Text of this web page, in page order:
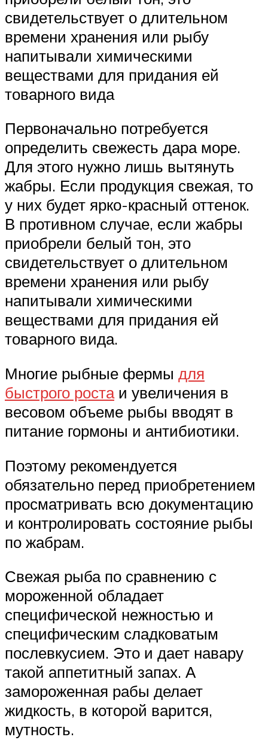
свидетельствует о длительном
времени хранения или рыбу
напитывали химическими
веществами для придания ей
товарного вида
Первоначально потребуется
определить свежесть дара море.
Для этого нужно лишь вытянуть
жабры. Если продукция свежая, то
у них будет ярко-красный оттенок.
В противном случае, если жабры
приобрели белый тон, это
свидетельствует о длительном
времени хранения или рыбу
напитывали химическими
веществами для придания ей
товарного вида.
Многие рыбные фермы для
быстрого ростаи увеличения в
весовом объеме рыбы вводят в
питание гормоны и антибиотики.
Поэтому рекомендуется
обязательно перед приобретением
просматривать всю документацию
и контролировать состояние рыбы
по жабрам.
Свежая рыба по сравнению с
мороженной обладает
специфической нежностью и
специфическим сладковатым
послевкусием. Это и дает навару
такой аппетитный запах. А
замороженная рабы делает
жидкость, в которой варится,
мутность.